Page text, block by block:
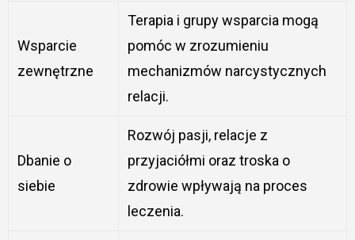
Wsparcie
zewnętrzne
Terapia i grupy wsparcia mogą
pomóc w zrozumieniu
mechanizmów narcystycznych
relacji.
Dbanie o
siebie
Rozwój pasji, relacje z
przyjaciółmi oraz troska o
zdrowie wpływają na proces
leczenia.